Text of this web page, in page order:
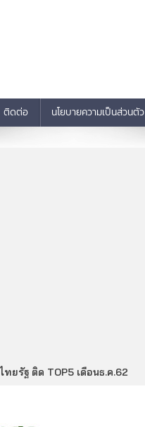
ติดต่อ นโยบายความเป็นส่วนตัว
ทยรัฐ ติด TOP5 เดือนธ.ค.62